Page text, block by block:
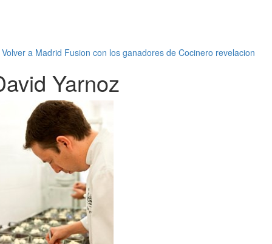
Volver a Madrid Fusion con los ganadores de Cocinero revelacion
Yarnoz